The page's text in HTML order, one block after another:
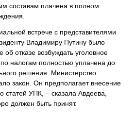
составам плачена в полном
встрече с представителями
Владимиру Путину было
об отказе возбуждать уголовное
налогам полностью уплачена до
решения. Министерство
закон. Он предполагает внесение
статей УПК, – сказала Авдеева,
должен быть принят.